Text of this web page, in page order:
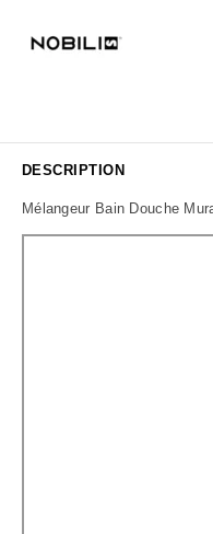
DESCRIPTION
Mélangeur Bain Douche